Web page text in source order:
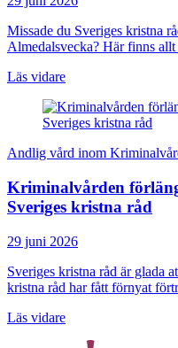
Missade du Sveriges kristna
Almedalsvecka? Här finns
Läs vidare
Andlig vård inom
Kriminalvården
Sveriges kristna råd
29 juni 2026
Sveriges kristna råd är glada
kristna råd har fått förnyat
Läs vidare